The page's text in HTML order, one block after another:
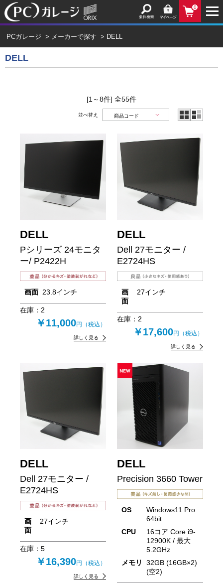
0
PCガレージ > メーカーで探す > DELL
DELL
[1～8件] 全55件
並べ替え
DELL
Pシリーズ 24モニタ
ー/ P2422H
画面 23.8インチ
在庫： 2
￥11,000円（税込）
詳しく見る
DELL
Dell 27モニター /
E2724HS
画
面
27インチ
在庫：2
￥17,600円（税込）
詳しく見る
DELL
Dell 27モニター /
E2724HS
画
面
27インチ
在庫： 5
￥16,390円（税込）
詳しく見る
DELL
Precision 3660 Tower
OS
Windows11 Pro
64bit
CPU
16コア Core i9-
12900K / 最大
5.2GHz
メモリ
32GB (16GB×2)
(空2)